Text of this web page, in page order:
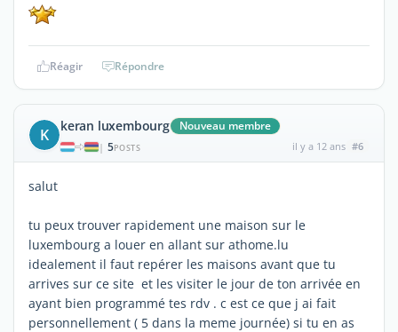
Réagir Répondre
K keran luxembourg Nouveau membre
| 5POSTS il y a 12 ans #6
salut
tu peux trouver rapidement une maison sur le
luxembourg a louer en allant sur athome.lu
idealement il faut repérer les maisons avant que tu
arrives sur ce site et les visiter le jour de ton arrivée en
ayant bien programmé tes rdv . c est ce que j ai fait
personnellement ( 5 dans la meme journée) si tu en as